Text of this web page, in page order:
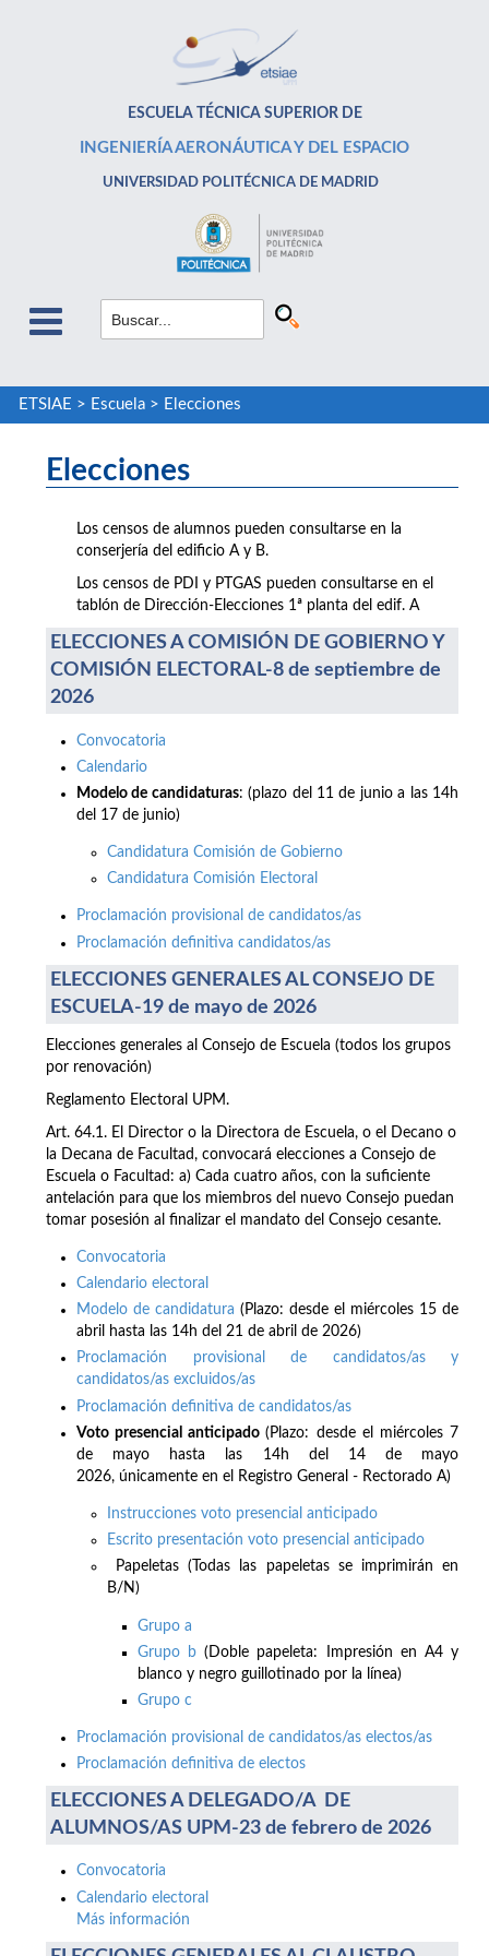
ESCUELA TÉCNICA SUPERIOR DE
INGENIERÍA AERONÁUTICA Y DEL ESPACIO
UNIVERSIDAD POLITÉCNICA DE MADRID
ETSIAE > Escuela> Elecciones
Elecciones
Los censos de alumnos pueden consultarse en la
conserjería del edificio A y B.
Los censos de PDI y PTGAS pueden consultarse en el
tablón de Dirección-Elecciones 1ª planta del edif. A
ELECCIONES A COMISIÓN DE GOBIERNO Y
COMISIÓN ELECTORAL-8 de septiembre de
2026
Convocatoria
Calendario
Modelo de candidaturas: (plazo del 11 de junio a las 14h
del 17 de junio)
Candidatura Comisión de Gobierno
Candidatura Comisión Electoral
Proclamación provisional de candidatos/as
Proclamación definitiva candidatos/as
ELECCIONES GENERALES AL CONSEJO DE
ESCUELA-19 de mayo de 2026
Elecciones generales al Consejo de Escuela (todos los grupos
por renovación)
Reglamento Electoral UPM.
Art. 64.1. El Director o la Directora de Escuela, o el Decano o
la Decana de Facultad, convocará elecciones a Consejo de
Escuela o Facultad: a) Cada cuatro años, con la suficiente
antelación para que los miembros del nuevo Consejo puedan
tomar posesión al finalizar el mandato del Consejo cesante.
Convocatoria
Calendario electoral
Modelo de candidatura (Plazo: desde el miércoles 15 de
abril hasta las 14h del 21 de abril de 2026)
Proclamación provisional de candidatos/as y
candidatos/as excluidos/as
Proclamación definitiva de candidatos/as
Voto presencial anticipado(Plazo: desde el miércoles 7
de mayo hasta las 14h del 14 de mayo
2026, únicamente en el Registro General - Rectorado A)
Instrucciones voto presencial anticipado
Escrito presentación voto presencial anticipado
Papeletas (Todas las papeletas se imprimirán en
B/N)
Grupo a
Grupo b (Doble papeleta: Impresión en A4 y
blanco y negro guillotinado por la línea)
Grupo c
Proclamación provisional de candidatos/as electos/as
Proclamación definitiva de electos
ELECCIONES A DELEGADO/A DE
ALUMNOS/AS UPM-23 de febrero de 2026
Convocatoria
Calendario electoral
Más información